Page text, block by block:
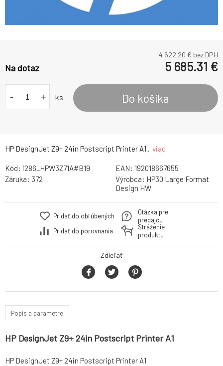
HP DesignJet Z9+ 24in Postscript Printer A1... viac
4 622.20 € bez DPH
Na dotaz 5 685.31 €
- + ks Do košíka
Kód: i286_HPW3Z71A#B19 EAN: 192018667655
Záruka: 372 Výrobca: HP30 Large Format
Design HW
Pridať do obľúbených
Pridať do porovnania
Otázka pre
predajcu
Stráženie
produktu
Zdieľať
Popis a parametre
HP DesignJet Z9+ 24in Postscript Printer A1
HP DesignJet Z9+ 24in Postscript Printer A1